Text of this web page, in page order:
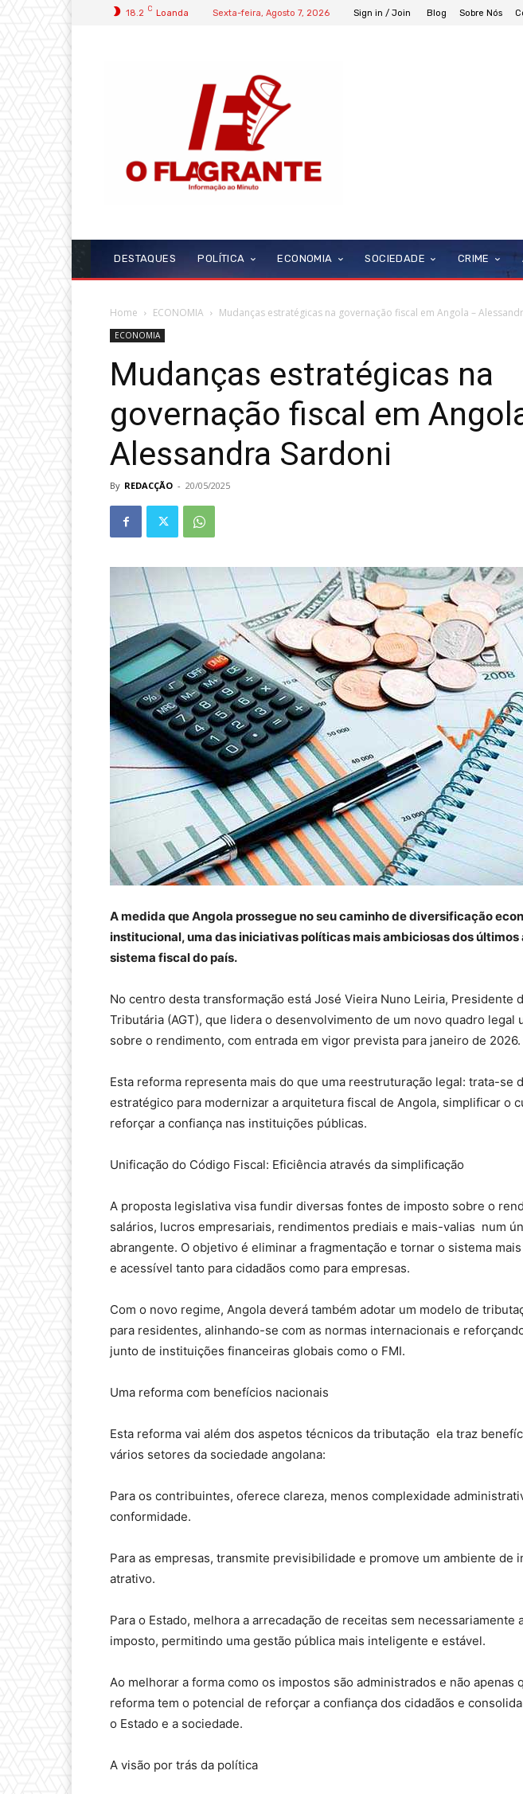
18.2 C Loanda Sexta-feira, Agosto 7, 2026 Sign in / Join Blog Sobre Nós
DESTAQUES POLÍTICA ECONOMIA SOCIEDADE CRIME
Home ECONOMIA Mudanças estratégicas na governação fiscal em Angola –
ECONOMIA
Mudanças estratégicas na
governação fiscal em
Alessandra Sardoni
By REDACÇÃO - 20/05/2025
A medida que Angola prossegue no seu caminho de diversificação
institucional, uma das iniciativas políticas mais ambiciosas dos últimos
sistema fiscal do país.
No centro desta transformação está José Vieira Nuno Leiria, Presidente
Tributária (AGT), que lidera o desenvolvimento de um novo quadro legal
sobre o rendimento, com entrada em vigor prevista para janeiro de 2026.
Esta reforma representa mais do que uma reestruturação legal: trata-se
estratégico para modernizar a arquitetura fiscal de Angola, simplificar o
reforçar a confiança nas instituições públicas.
Unificação do Código Fiscal: Eficiência através da simplificação
A proposta legislativa visa fundir diversas fontes de imposto sobre o
salários, lucros empresariais, rendimentos prediais e mais-valias num
abrangente. O objetivo é eliminar a fragmentação e tornar o sistema
e acessível tanto para cidadãos como para empresas.
Com o novo regime, Angola deverá também adotar um modelo de
para residentes, alinhando-se com as normas internacionais e
junto de instituições financeiras globais como o FMI.
Uma reforma com benefícios nacionais
Esta reforma vai além dos aspetos técnicos da tributação ela traz
vários setores da sociedade angolana:
Para os contribuintes, oferece clareza, menos complexidade
conformidade.
Para as empresas, transmite previsibilidade e promove um ambiente de
atrativo.
Para o Estado, melhora a arrecadação de receitas sem necessariamente
imposto, permitindo uma gestão pública mais inteligente e estável.
Ao melhorar a forma como os impostos são administrados e não apenas
reforma tem o potencial de reforçar a confiança dos cidadãos e
o Estado e a sociedade.
A visão por trás da política